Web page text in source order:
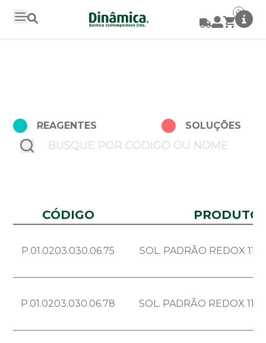
0
REAGENTES SOLUÇÕES
CÓDIGO PRODUTO
P.01.0203.030.06.75 SOL. PADRÃO REDOX
P.01.0203.030.06.78 SOL. PADRÃO REDOX